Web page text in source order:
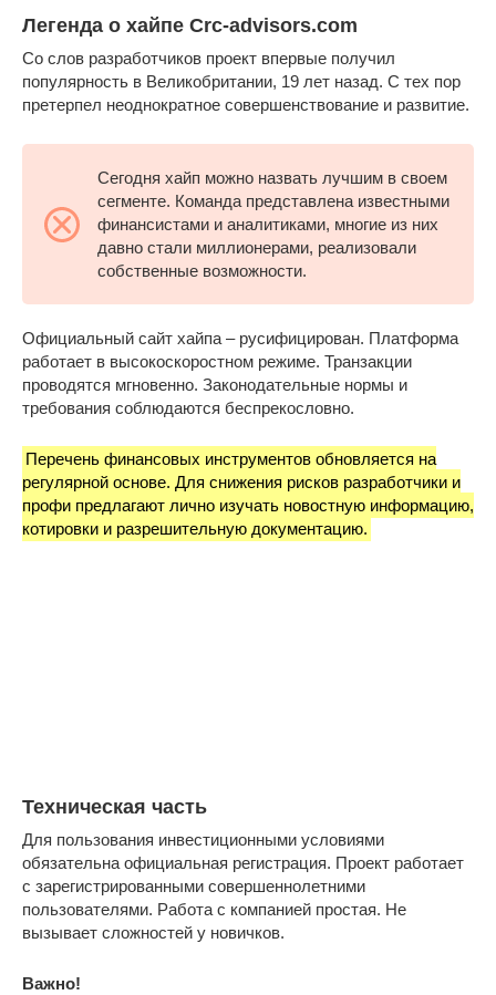
Легенда о хайпе Crc-advisors.com
Со слов разработчиков проект впервые получил
популярность в Великобритании, 19 лет назад. С тех пор
претерпел неоднократное совершенствование и развитие.
Сегодня хайп можно назвать лучшим в своем
сегменте. Команда представлена известными
финансистами и аналитиками, многие из них
давно стали миллионерами, реализовали
собственные возможности.
Официальный сайт хайпа – русифицирован. Платформа
работает в высокоскоростном режиме. Транзакции
проводятся мгновенно. Законодательные нормы и
требования соблюдаются беспрекословно.
Перечень финансовых инструментов обновляется на
регулярной основе. Для снижения рисков разработчики и
профи предлагают лично изучать новостную информацию,
котировки и разрешительную документацию.
Техническая часть
Для пользования инвестиционными условиями
обязательна официальная регистрация. Проект работает
с зарегистрированными совершеннолетними
пользователями. Работа с компанией простая. Не
вызывает сложностей у новичков.
Важно!